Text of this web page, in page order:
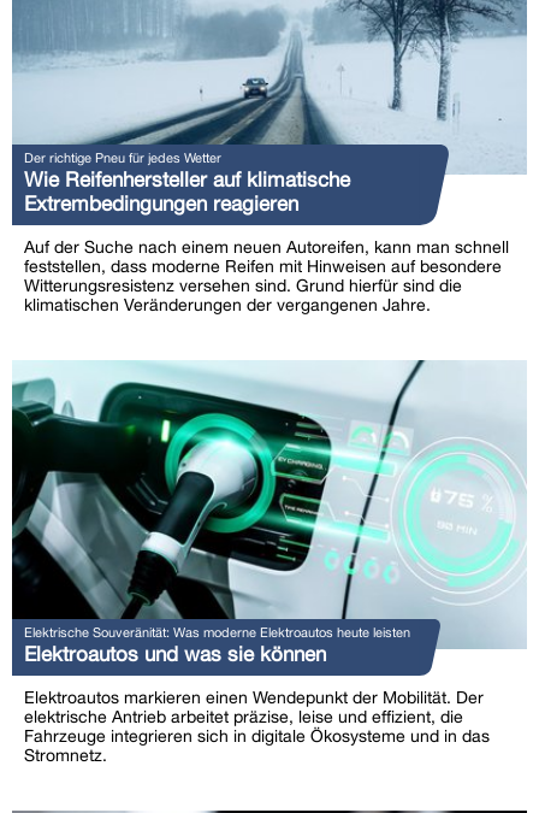
Der richtige Pneu für jedes Wetter
Wie Reifenhersteller auf klimatische
Extrembedingungen reagieren
Auf der Suche nach einem neuen Autoreifen, kann man schnell
feststellen, dass moderne Reifen mit Hinweisen auf besondere
Witterungsresistenz versehen sind. Grund hierfür sind die
klimatischen Veränderungen der vergangenen Jahre.
Elektrische Souveränität: Was moderne Elektroautos heute leisten
Elektroautos und was sie können
Elektroautos markieren einen Wendepunkt der Mobilität. Der
elektrische Antrieb arbeitet präzise, leise und effizient, die
Fahrzeuge integrieren sich in digitale Ökosysteme und in das
Stromnetz.